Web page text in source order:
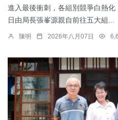
進入最後衝刺，各組別競爭白熱化
日由局長張峯源親自前往五大組...
陳明 2026年八月07日